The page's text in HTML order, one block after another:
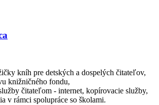
kníh pre detských a dospelých čitateľov,
knižničného fondu,
čitateľom - internet, kopírovacie služby,
v rámci spolupráce so školami.